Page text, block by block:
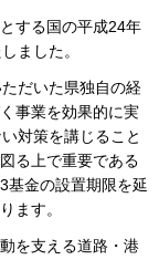
する国の平成24年
ました。
だいた県独自の経
事業を効果的に実
対策を講じること
る上で重要である
基金の設置期限を延
ます。
を支える道路・港